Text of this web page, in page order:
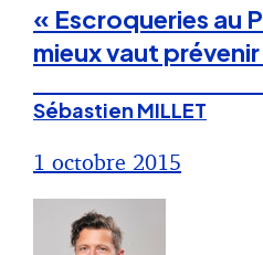
« Escroqueries au
mieux vaut
Sébastien MILLET
1 octobre 2015